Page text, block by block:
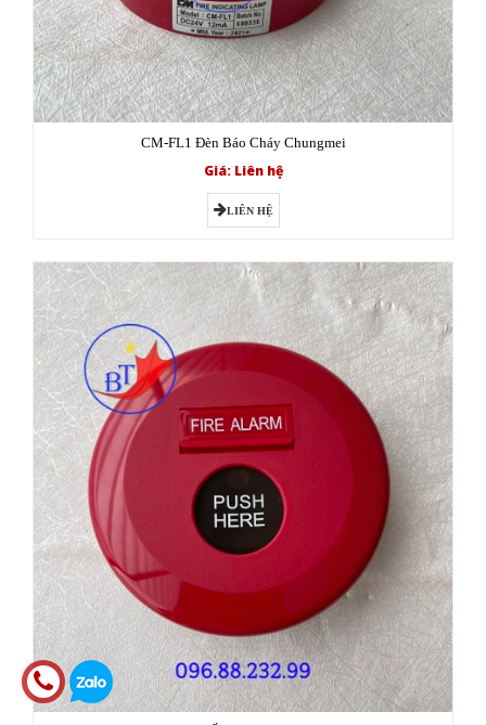
CM-FL1 Đèn Báo Cháy Chungmei
Giá: Liên hệ
LIÊN HỆ